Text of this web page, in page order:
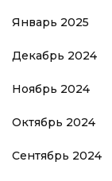
Январь 2025
Декабрь 2024
Ноябрь 2024
Октябрь 2024
Сентябрь 2024